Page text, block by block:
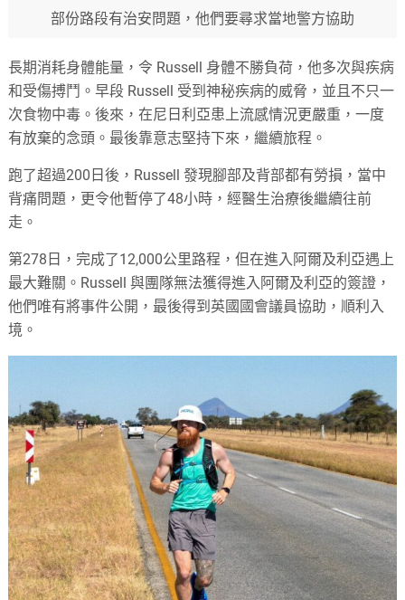
部份路段有治安問題，他們要尋求當地警方協助
長期消耗身體能量，令 Russell 身體不勝負荷，他多次與疾病
和受傷搏鬥。早段 Russell 受到神秘疾病的威脅，並且不只一
次食物中毒。後來，在尼日利亞患上流感情況更嚴重，一度
有放棄的念頭。最後靠意志堅持下來，繼續旅程。
跑了超過200日後，Russell 發現腳部及背部都有勞損，當中
背痛問題，更令他暫停了48小時，經醫生治療後繼續往前
走。
第278日，完成了12,000公里路程，但在進入阿爾及利亞遇上
最大難關。Russell 與團隊無法獲得進入阿爾及利亞的簽證，
他們唯有將事件公開，最後得到英國國會議員協助，順利入
境。